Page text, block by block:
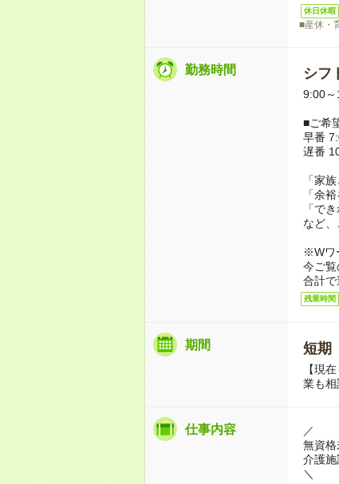
休日休暇
■産休・
勤務時間 シフ
9:00～
■ご希
早番
遅番
「家
「余
「で
など、
※Wワ
今ご覧
合計で
残業時間
期間 短期
【現
業も相
仕事内容
／
無資格
介護施
＼